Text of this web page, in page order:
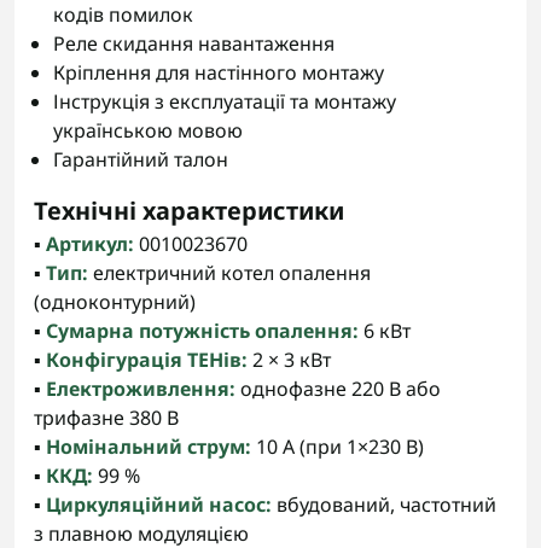
кодів помилок
Реле скидання навантаження
Кріплення для настінного монтажу
Інструкція з експлуатації та монтажу
українською мовою
Гарантійний талон
Технічні характеристики
▪️ Артикул: 0010023670
▪️ Тип: електричний котел опалення
(одноконтурний)
▪️ Сумарна потужність опалення: 6 кВт
▪️ Конфігурація ТЕНів: 2 × 3 кВт
▪️ Електроживлення: однофазне 220 В або
трифазне 380 В
▪️ Номінальний струм: 10 А (при 1×230 В)
▪️ ККД: 99 %
▪️ Циркуляційний насос: вбудований, частотний
з плавною модуляцією